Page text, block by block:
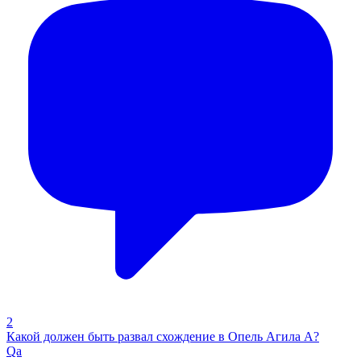
2
Какой должен быть развал схождение в Опель Агила А?
Qa